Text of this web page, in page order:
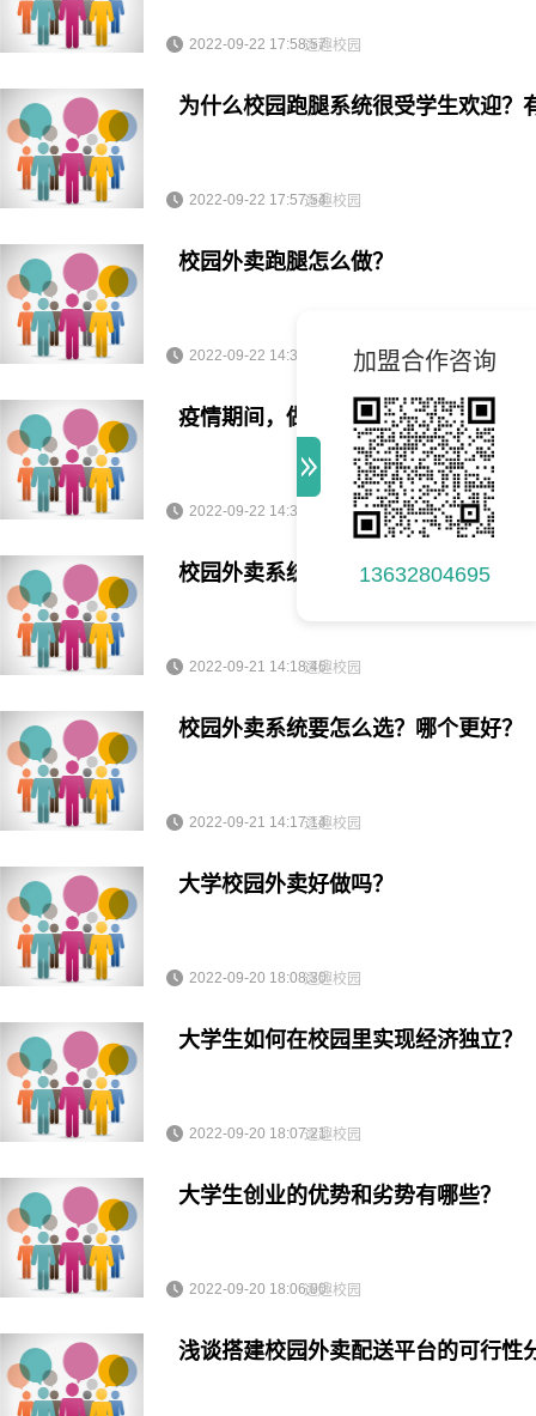
加盟合作咨询
13632804695
逐趣校园
2022-09-22 17:58:57
为什么校园跑腿系统很受学生欢迎？
逐趣校园
2022-09-22 17:57:54
校园外卖跑腿怎么做？
逐趣校园
2022-09-22 14:37:20
疫情期间，做校园外卖跑腿平台还有
逐趣校园
2022-09-22 14:35:05
校园外卖系统运营法则你知多少？
逐趣校园
2022-09-21 14:18:46
校园外卖系统要怎么选？哪个更好？
逐趣校园
2022-09-21 14:17:14
大学校园外卖好做吗？
逐趣校园
2022-09-20 18:08:30
大学生如何在校园里实现经济独立？
逐趣校园
2022-09-20 18:07:21
大学生创业的优势和劣势有哪些？
逐趣校园
2022-09-20 18:06:00
浅谈搭建校园外卖配送平台的可行性